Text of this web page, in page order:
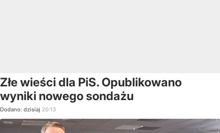
Złe wieści dla PiS. Opublikowano
wyniki nowego sondażu
Dodano: dzisiaj 20:13